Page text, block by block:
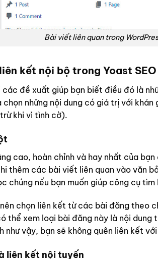
Bài viết liên quan trong
kết nội bộ trong Yoast SEO
đề xuất giúp bạn biết điều đó là
chọn những nội dung có giá trị với
khi vì tình cờ).
cao, hoàn chỉnh và hay nhất của
thêm các bài viết liên quan vào văn
chúng nếu bạn muốn giúp công cụ
chọn liên kết từ các bài đăng theo
thể xem loại bài đăng này là nội
như vậy, bạn sẽ không quên liên kết
liên kết nội tuyến